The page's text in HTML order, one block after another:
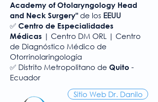
Academy of Otolaryngology Head
and Neck Surgery"de los EEUU
✅ Centro de Especialidades
Médicas | Centro DM ORL | Centro
de Diagnóstico Médico de
Otorrinolaringología
✅ Distrito Metropolitano de Quito -
Ecuador
Sitio Web Dr. Danilo